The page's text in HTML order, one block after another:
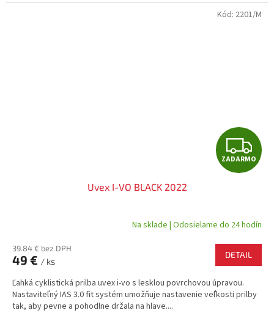
Z
A
A
R
M
O
ZADARMO
Uvex I-VO BLACK 2022
Na sklade | Odosielame do 24 hodín
39.84 € bez DPH
49 € / ks
DETAIL
Ľahká cyklistická prilba uvex i-vo s lesklou povrchovou úpravou.
Nastaviteľný IAS 3.0 fit systém umožňuje nastavenie veľkosti prilby
tak, aby pevne a pohodlne držala na hlave....
Kód: 2201/M